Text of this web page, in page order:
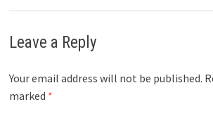
Leave a Reply
Your email address will not be published.
marked *